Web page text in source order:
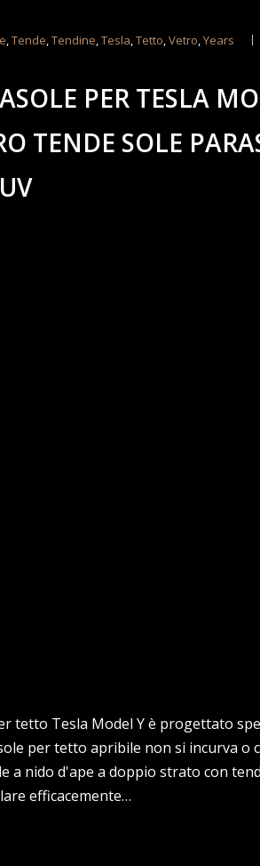
,Tende ,Tendine ,Tesla ,Tetto ,Vetro ,Years
PER TESLA
TENDE SOLE
tetto Tesla Model Y è progettato
per tetto apribile non si incurva o
a nido d'ape a doppio strato con
efficacemente…